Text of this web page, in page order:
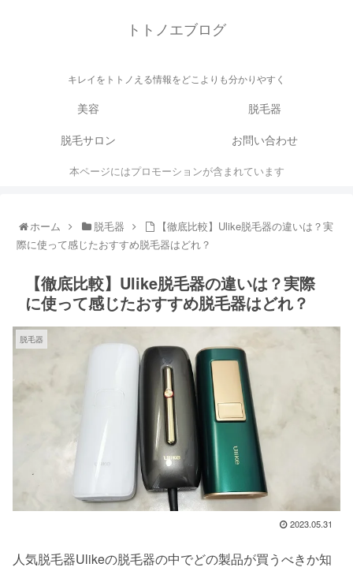
トトノエブログ
キレイをトトノえる情報をどこよりも分かりやすく
美容
脱毛器
脱毛サロン
お問い合わせ
本ページにはプロモーションが含まれています
ホーム 脱毛器
【徹底比較】Ulike脱毛器の違いは？実
際に使って感じたおすすめ脱毛器はどれ？
【徹底比較】Ulike脱毛器の違いは？実際
に使って感じたおすすめ脱毛器はどれ？
脱毛器
2023.05.31
人気脱毛器Ulikeの脱毛器の中でどの製品が買うべきか知